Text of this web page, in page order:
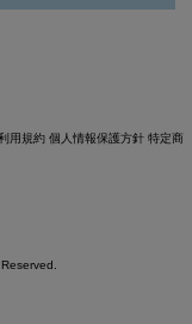
用規約 個人情報保護方針 特定商